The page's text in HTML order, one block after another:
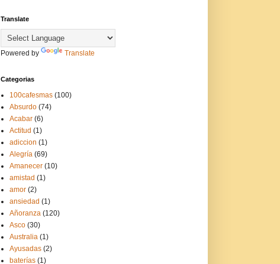
Translate
Powered by Translate
Categorias
100cafesmas (100)
Absurdo (74)
Acabar (6)
Actitud (1)
adiccion (1)
Alegría (69)
Amanecer (10)
amistad (1)
amor (2)
ansiedad (1)
Añoranza (120)
Asco (30)
Australia (1)
Ayusadas (2)
baterías (1)